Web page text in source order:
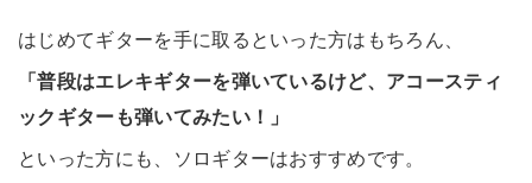
はじめてギターを手に取るといった方はもちろん、
「普段はエレキギターを弾いているけど、アコースティ
ックギターも弾いてみたい！」
といった方にも、ソロギターはおすすめです。